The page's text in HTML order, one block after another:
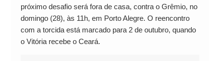
próximo desafio será fora de casa, contra o Grêmio, no
domingo (28), às 11h, em Porto Alegre. O reencontro
com a torcida está marcado para 2 de outubro, quando
o Vitória recebe o Ceará.